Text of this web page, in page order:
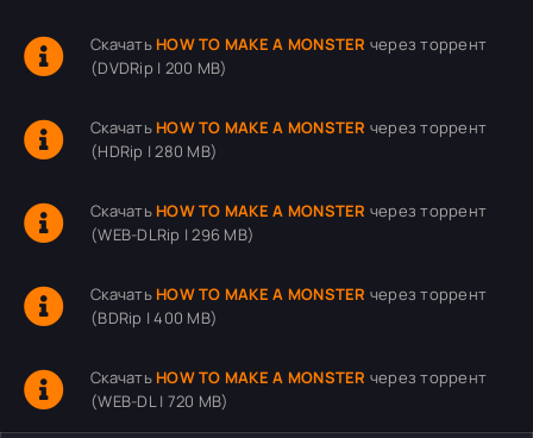
Скачать HOW TO MAKE A MONSTER через торрент
(DVDRip | 200 MB)
Скачать HOW TO MAKE A MONSTER через торрент
(HDRip | 280 MB)
Скачать HOW TO MAKE A MONSTER через торрент
(WEB-DLRip | 296 MB)
Скачать HOW TO MAKE A MONSTER через торрент
(BDRip | 400 MB)
Скачать HOW TO MAKE A MONSTER через торрент
(WEB-DL | 720 MB)